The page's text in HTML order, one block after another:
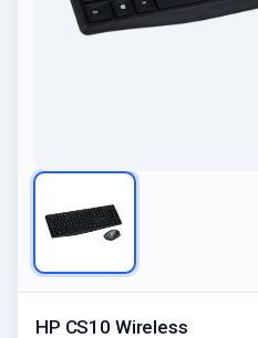
HP CS10 Wireless